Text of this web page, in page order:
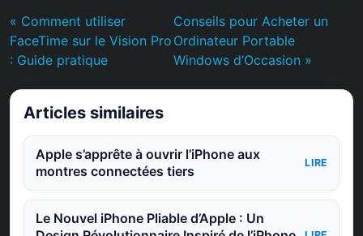
« Comment utiliser
FaceTime sur le Vision Pro
: Guide pratique
Conseils pour Acheter un
Ordinateur Portable
Windows d’Occasion »
Articles similaires
Apple s’apprête à ouvrir l’iPhone aux
montres connectées tiers
LIRE
Le Nouvel iPhone Pliable d’Apple : Un